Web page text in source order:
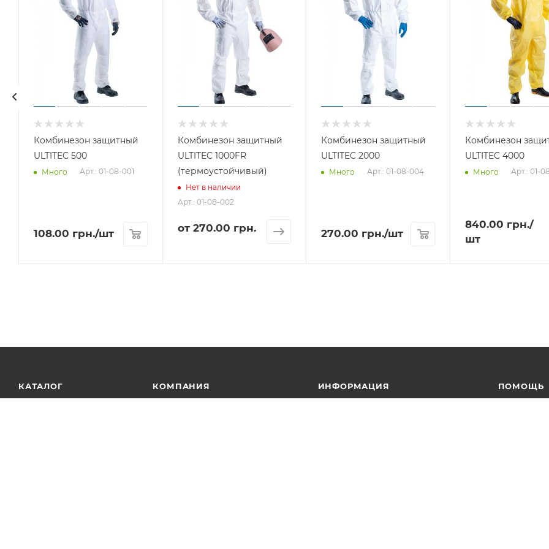
Комбинезон защитный
ULTITEC 500
Много Арт.: 01-08-001
108.00 грн./шт
Комбинезон защитный
ULTITEC 1000FR
(термоустойчивый)
Нет в наличии
Арт.: 01-08-002
от 270.00 грн.
Комбинезон защитный
ULTITEC 2000
Много Арт.: 01-08-004
270.00 грн./шт
Комбинезон
ULTITEC 4000
Много Арт.: 01-
840.00 грн./
шт
КАТАЛОГ КОМПАНИЯ ИНФОРМАЦИЯ ПОМОЩЬ